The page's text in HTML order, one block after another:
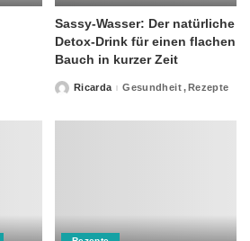
Sassy-Wasser: Der natürliche
Detox-Drink für einen flachen
Bauch in kurzer Zeit
PostedRicarda Gesundheit Rezepte